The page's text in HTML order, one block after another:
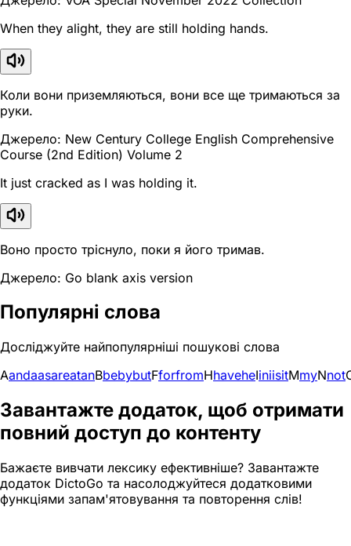
When they alight, they are still holding hands.
Коли вони приземляються, вони все ще тримаються за
руки.
Джерело: New Century College English Comprehensive
Course (2nd Edition) Volume 2
It just cracked as I was holding it.
Воно просто тріснуло, поки я його тримав.
Джерело: Go blank axis version
Популярні слова
Досліджуйте найпопулярніші пошукові слова
AandaasareatanBbebybutFforfromHhaveheIiniisitMmyNnot
Завантажте додаток, щоб отримати
повний доступ до контенту
Бажаєте вивчати лексику ефективніше? Завантажте
додаток DictoGo та насолоджуйтеся додатковими
функціями запам'ятовування та повторення слів!